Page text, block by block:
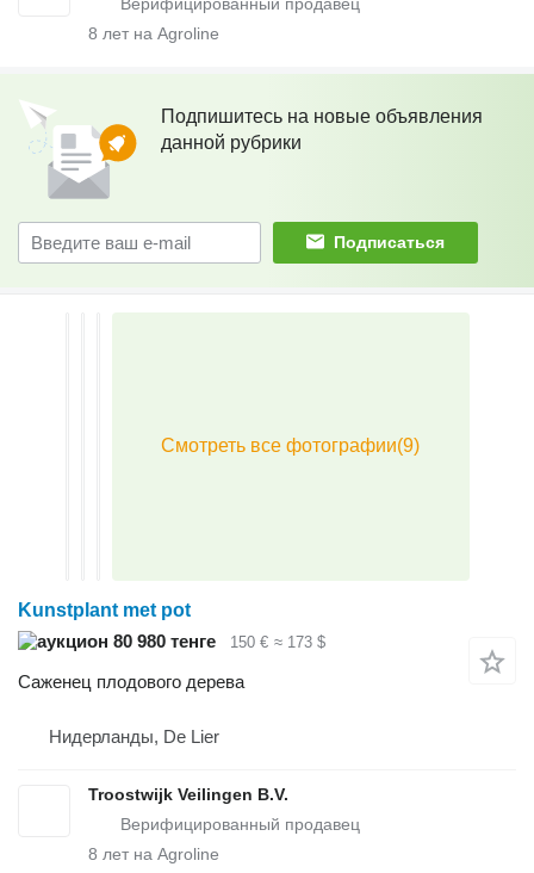
8 лет на Agroline
Подпишитесь на новые объявления
данной рубрики
Подписаться
Kunstplant met pot
80 980 тенге
150 € ≈ 173 $
Саженец плодового дерева
Нидерланды, De Lier
Troostwijk Veilingen B.V.
8 лет на Agroline